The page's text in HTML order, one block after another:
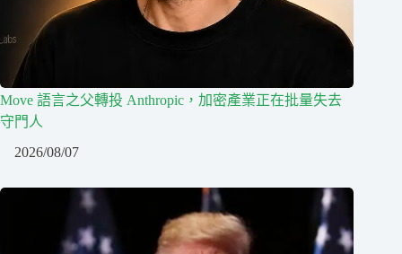
Move 語言之父轉投 Anthropic，加密產業正在批量失去
守門人
2026/08/07